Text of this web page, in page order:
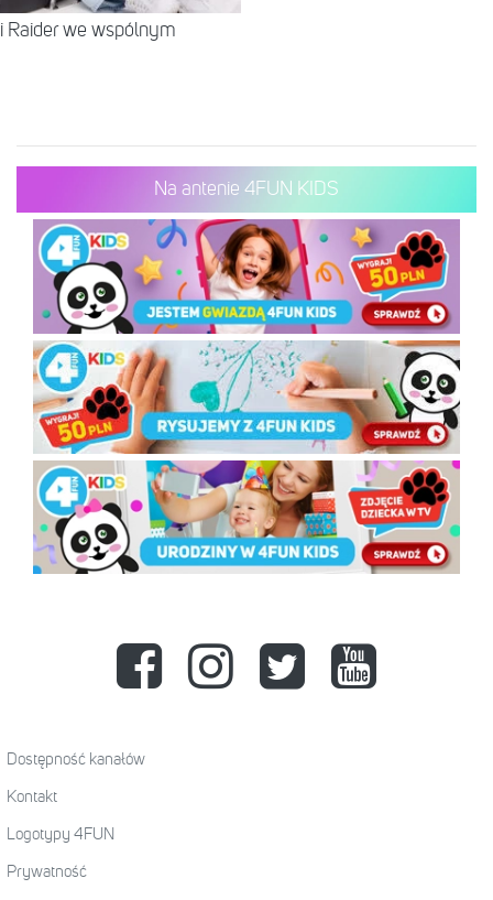
Raider we wspólnym
Na antenie 4FUN KIDS
Dostępność kanałów
Kontakt
Logotypy 4FUN
Prywatność